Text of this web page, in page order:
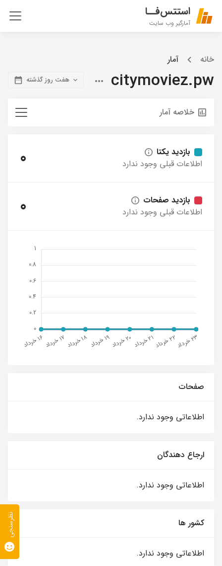
استتس‌فــا
آمارگیر وب سایت
خانه آمار
citymoviez.pw هفت روز گذشته
خلاصه آمار
بازدید یکتا
اطلاعات قبلی وجود ندارد
0
بازدید صفحات
اطلاعات قبلی وجود ندارد
0
صفحات
اطلاعاتی وجود ندارد.
ارجاع دهندگان
اطلاعاتی وجود ندارد.
کشور ها
اطلاعاتی وجود ندارد.
نظرسنجی